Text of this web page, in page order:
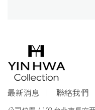
最新消息 聯絡我們